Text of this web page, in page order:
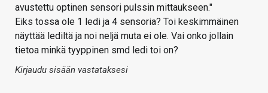
avustettu optinen sensori pulssin mittaukseen."
Eiks tossa ole 1 ledi ja 4 sensoria? Toi keskimmäinen
näyttää lediltä ja noi neljä muta ei ole. Vai onko jollain
tietoa minkä tyyppinen smd ledi toi on?
Kirjaudu sisään vastataksesi